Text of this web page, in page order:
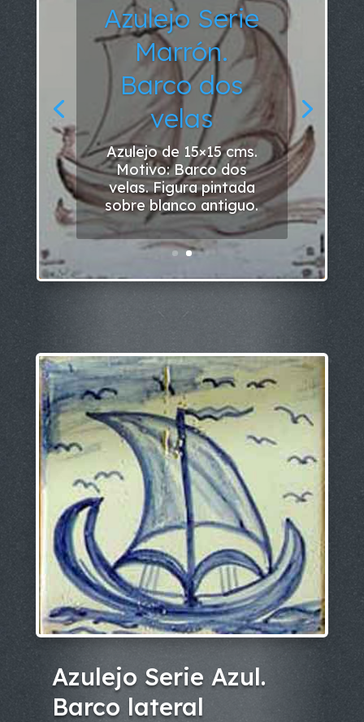
Azulejo Serie
Marrón.
Barco dos
velas
Azulejo de 15×15 cms.
Motivo: Barco dos
velas. Figura pintada
sobre blanco antiguo.
Azulejo Serie Azul.
Barco lateral